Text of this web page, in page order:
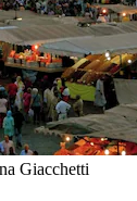
Giacchetti